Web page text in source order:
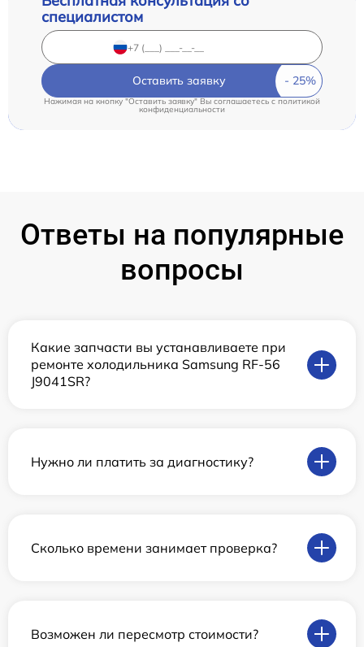
специалистом
Оставить заявку
Нажимая на кнопку "Оставить заявку" Вы соглашаетесь c политикой
конфиденциальности
Ответы на популярные
вопросы
Какие запчасти вы устанавливаете при
ремонте холодильника Samsung RF-56
J9041SR?
Нужно ли платить за диагностику?
Сколько времени занимает проверка?
Возможен ли пересмотр стоимости?